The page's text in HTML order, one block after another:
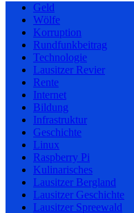
Geld
Wölfe
Korruption
Rundfunkbeitrag
Technologie
Lausitzer Revier
Rente
Internet
Bildung
Infrastruktur
Geschichte
Linux
Raspberry Pi
Kulinarisches
Lausitzer Bergland
Lausitzer Geschichte
Lausitzer Spreewald